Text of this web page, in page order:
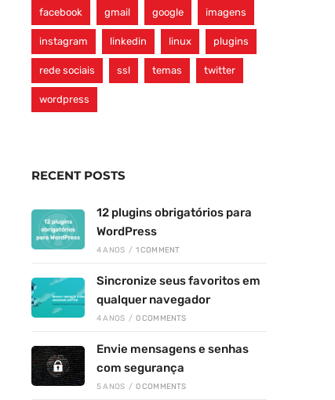
facebook gmail google imagens
instagram linkedin linux plugins
rede sociais ssl temas twitter
wordpress
RECENT POSTS
12 plugins obrigatórios para
WordPress
4 ANOS / 1 COMMENT
Sincronize seus favoritos em
qualquer navegador
4 ANOS / 0 COMMENTS
Envie mensagens e senhas
com segurança
5 ANOS / 0 COMMENTS